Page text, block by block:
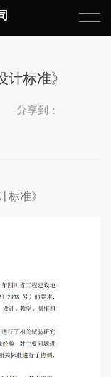
标准》
分享到：
标准》